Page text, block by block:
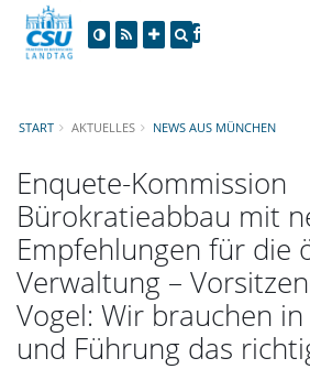
START AKTUELLES NEWS AUS MÜNCHEN
Enquete-Kommission
Bürokratieabbau mit
Empfehlungen für die
Verwaltung –
Vogel: Wir brauchen
und Führung das